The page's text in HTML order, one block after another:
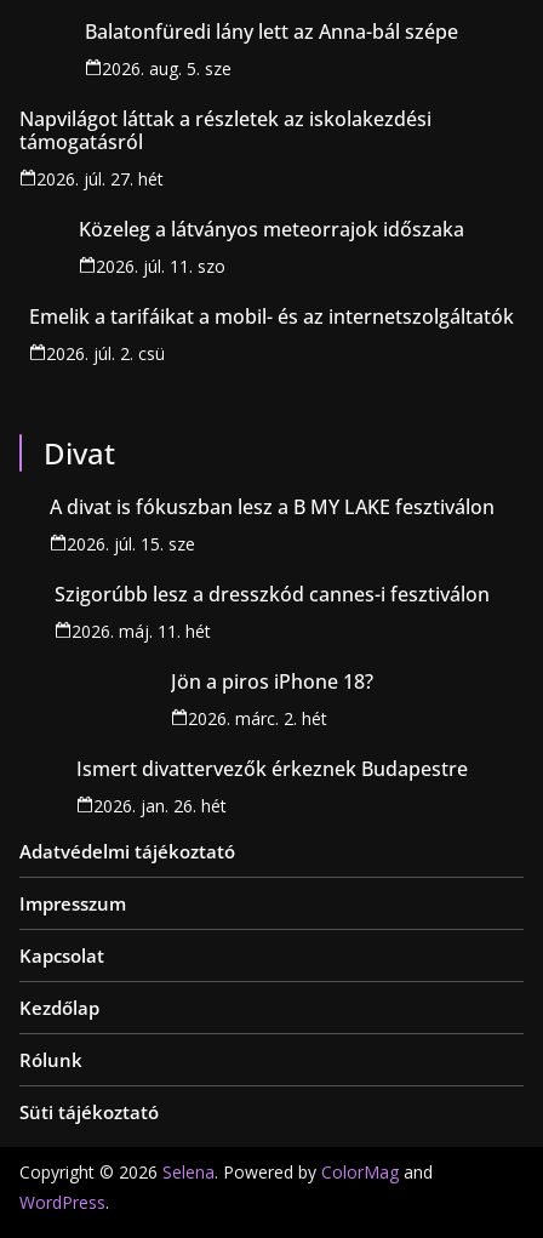
Balatonfüredi lány lett az Anna-bál szépe
2026. aug. 5. sze
Napvilágot láttak a részletek az iskolakezdési
támogatásról
2026. júl. 27. hét
Közeleg a látványos meteorrajok időszaka
2026. júl. 11. szo
Emelik a tarifáikat a mobil- és az internetszolgáltatók
2026. júl. 2. csü
Divat
A divat is fókuszban lesz a B MY LAKE fesztiválon
2026. júl. 15. sze
Szigorúbb lesz a dresszkód cannes-i fesztiválon
2026. máj. 11. hét
Jön a piros iPhone 18?
2026. márc. 2. hét
Ismert divattervezők érkeznek Budapestre
2026. jan. 26. hét
Adatvédelmi tájékoztató
Impresszum
Kapcsolat
Kezdőlap
Rólunk
Süti tájékoztató
Copyright © 2026 Selena. Powered by ColorMag and
WordPress.